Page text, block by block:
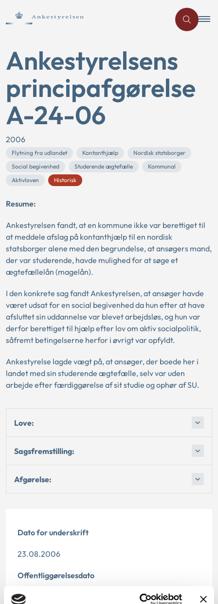
Ankestyrelsens
principafgørelse
A-24-06
2006
Flytning fra udlandet Kontanthjælp
Nordisk statsborger
Social begivenhed
Studerende ægtefælle
Kommunal
Aktivloven
Historisk
Resume:
Ankestyrelsen fandt, at en kommune ikke var berettiget til
at meddele afslag på kontanthjælp til en nordisk
statsborger alene med den begrundelse, at ansøgers mand,
der var studerende, havde mulighed for at søge et
ægtefællelån (magelån).
I den konkrete sag fandt Ankestyrelsen, at ansøger havde
været udsat for en social begivenhed da hun efter at have
afsluttet sin uddannelse var blevet arbejdsløs, og hun var
derfor berettiget til hjælp efter lov om aktiv socialpolitik,
såfremt betingelserne herfor i øvrigt var opfyldt.
Ankestyrelse lagde vægt på, at ansøger, der boede her i
landet med sin studerende ægtefælle, selv var uden
arbejde efter færdiggørelse af sit studie og ophør af SU.
Love:
Sagsfremstilling:
Afgørelse:
Dato for underskrift
23.08.2006
Offentliggørelsesdato
10.07.2013